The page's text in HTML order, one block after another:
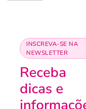
INSCREVA-SE NA
NEWSLETTER
Receba
dicas e